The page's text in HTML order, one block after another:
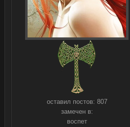
оставил постов: 807
замечен в:
воспет